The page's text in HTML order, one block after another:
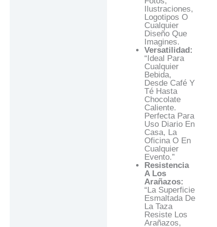
Ilustraciones,
Logotipos O
Cualquier
Diseño Que
Imagines.
Versatilidad:
“Ideal Para
Cualquier
Bebida,
Desde Café Y
Té Hasta
Chocolate
Caliente.
Perfecta Para
Uso Diario En
Casa, La
Oficina O En
Cualquier
Evento.”
Resistencia
A Los
Arañazos:
“La Superficie
Esmaltada De
La Taza
Resiste Los
Arañazos,